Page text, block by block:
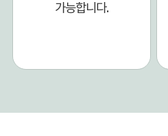
가능합니다.